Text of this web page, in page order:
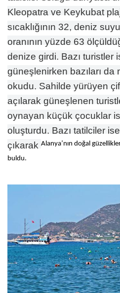
Kleopatra ve Keykubat
sıcaklığının 32, deniz
oranının yüzde 63
denize girdi. Bazı turistler
güneşlenirken bazıları
okudu. Sahilde yürüyen
açılarak güneşlenen
oynayan küçük çocuklar
oluşturdu. Bazı tatilciler
çıkarak Alanya’nın doğal
buldu.